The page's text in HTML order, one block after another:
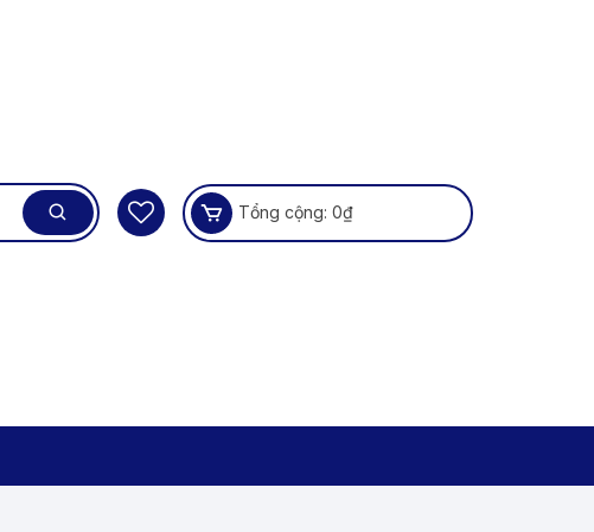
Tổng cộng: 0₫